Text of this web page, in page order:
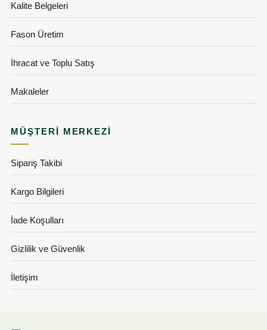
Kalite Belgeleri
Fason Üretim
İhracat ve Toplu Satış
Makaleler
MÜŞTERI MERKEZI
Sipariş Takibi
Kargo Bilgileri
İade Koşulları
Gizlilik ve Güvenlik
İletişim